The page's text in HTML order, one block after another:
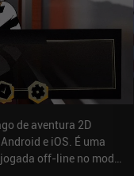
de aventura 2D
e iOS. É uma
off-line no modo